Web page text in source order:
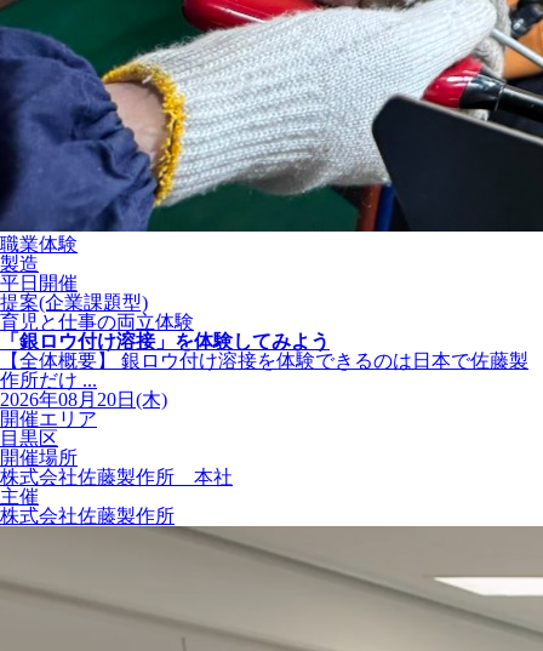
職業体験
製造
平日開催
提案(企業課題型)
育児と仕事の両立体験
「銀ロウ付け溶接」を体験してみよう
【全体概要】 銀ロウ付け溶接を体験できるのは日本で佐藤製
作所だけ ...
2026年08月20日(木)
開催エリア
目黒区
開催場所
株式会社佐藤製作所 本社
主催
株式会社佐藤製作所